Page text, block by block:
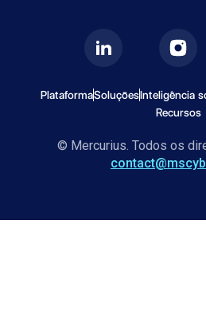
PlataformaSoluçõesInteligência
Recursos
© Mercurius. Todos os